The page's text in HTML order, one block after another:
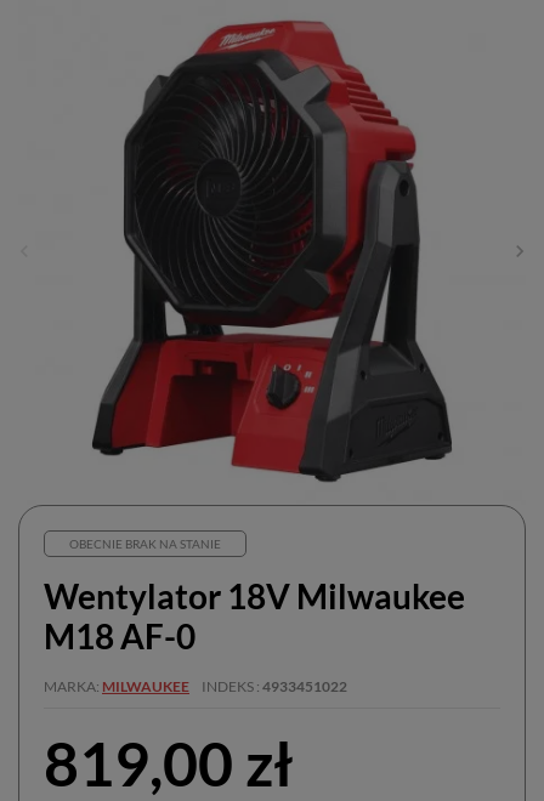
OBECNIE BRAK NA STANIE
Wentylator 18V Milwaukee
M18 AF-0
MARKA MILWAUKEE INDEKS 4933451022
819,00 zł